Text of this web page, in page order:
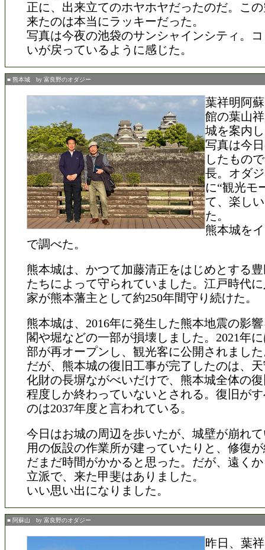
正に、出来立てのホヤホヤだったのだ。こ
来たのは本当にラッキーだった。
写真は今夜の池袋のサンシャインシティ。
いが戻っているように感じた。
■ 熊本城 by 富良野のオダジー
葉祥明阿
館の葉山
城を案内
写真は今
したもの
長。オダ
に“観光モ
て、楽し
た。
熊本城を
で調べた。
熊本城は、かつて加藤清正をはじめとする
たちによって守られていました。江戸時代
家が熊本藩主として約250年間守り続けた。
熊本城は、2016年に発生した熊本地震の影
閣や堀などの一部が損壊しました。2021年
部が再オープンし、観光客に公開されまし
だが、熊本城の復旧工事が完了したのは、
化財の長塀ながべいだけで、熊本城全体の
程度しか終わっていないとされる。復旧が
のは2037年度と言われている。
今日はお城の周辺を歩いたが、城壁が崩れ
用の仮設の作業所が建っていたりと、修復
だまだ時間がかかると思った。だが、遠く
立派で、来た甲斐はありました。
いい思い出になりました。
■ 阿蘇山 by 富良野のオダジー
昨日、葉